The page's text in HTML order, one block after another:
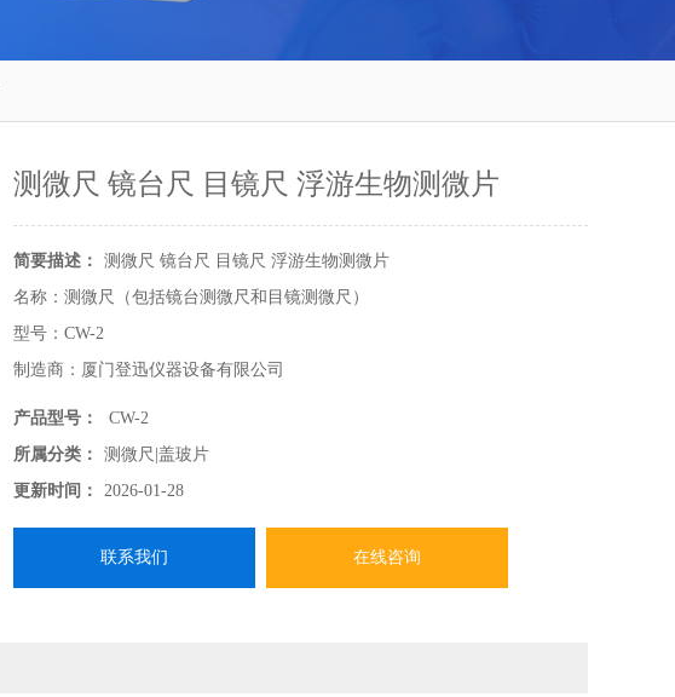
测微尺 镜台尺 目镜尺 浮游生物测微片
简要描述：
测微尺 镜台尺 目镜尺 浮游生物测微片
名称：测微尺（包括镜台测微尺和目镜测微尺）
型号：CW-2
制造商：厦门登迅仪器设备有限公司
产品型号：
CW-2
所属分类：
测微尺|盖玻片
更新时间：
2026-01-28
联系我们 在线咨询